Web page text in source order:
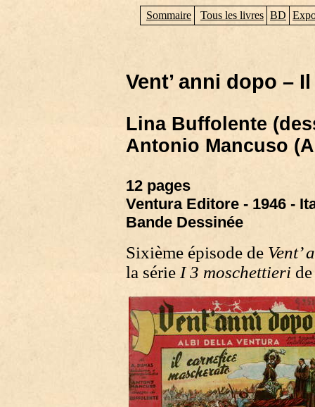
Sommaire Tous les livres BD
Vent’ anni dopo –
Lina Buffolente
Antonio Mancuso
12 pages
Ventura Editore - 1946 -
Bande Dessinée
Sixième épisode de Vent’
la série I 3 moschettieri